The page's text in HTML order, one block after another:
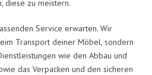
diese zu meistern.
Service erwarten. Wir
Transport deiner Möbel, sondern
wie den Abbau und
das Verpacken und den sicheren